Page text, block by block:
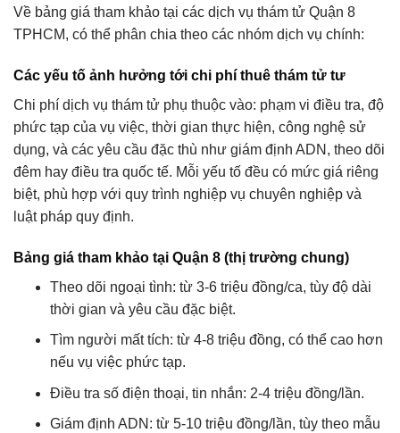
Về bảng giá tham khảo tại các dịch vụ thám tử Quận 8
TPHCM, có thể phân chia theo các nhóm dịch vụ chính:
Các yếu tố ảnh hưởng tới chi phí thuê thám tử tư
Chi phí dịch vụ thám tử phụ thuộc vào: phạm vi điều tra, độ
phức tạp của vụ việc, thời gian thực hiện, công nghệ sử
dụng, và các yêu cầu đặc thù như giám định ADN, theo dõi
đêm hay điều tra quốc tế. Mỗi yếu tố đều có mức giá riêng
biệt, phù hợp với quy trình nghiệp vụ chuyên nghiệp và
luật pháp quy định.
Bảng giá tham khảo tại Quận 8 (thị trường chung)
Theo dõi ngoại tình: từ 3-6 triệu đồng/ca, tùy độ dài
thời gian và yêu cầu đặc biệt.
Tìm người mất tích: từ 4-8 triệu đồng, có thể cao hơn
nếu vụ việc phức tạp.
Điều tra số điện thoại, tin nhắn: 2-4 triệu đồng/lần.
Giám định ADN: từ 5-10 triệu đồng/lần, tùy theo mẫu